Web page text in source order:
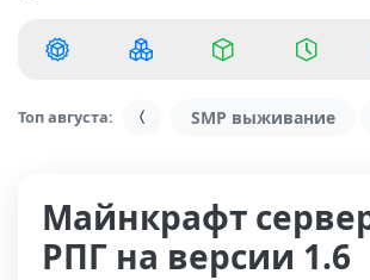
Топ августа: SMP выживание
Майнкрафт
РПГ на версии 1.6